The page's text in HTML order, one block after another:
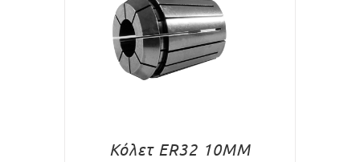
Κόλετ ER32 10MM